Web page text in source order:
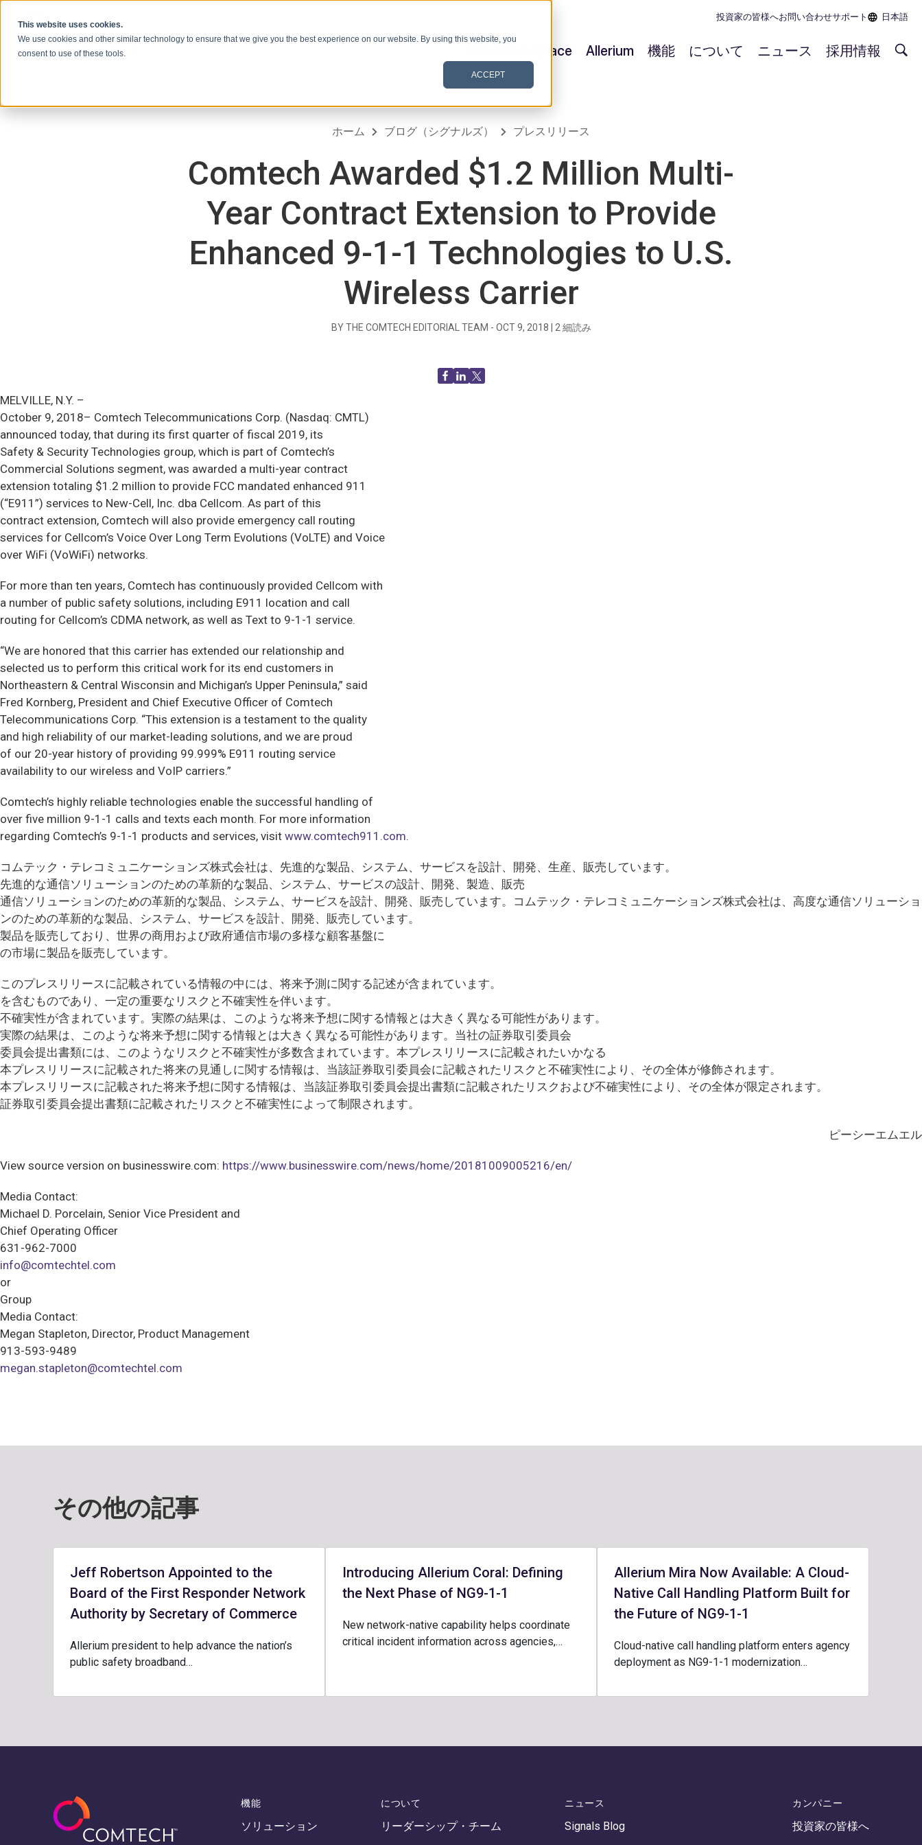
This website uses cookies.
We use cookies and other similar technology to ensure that we give you the best experience on our website. By using this website, you
consent to use of these tools.
ACCEPT
投資家の皆様へお問い合わせサポート 日本語
Satellite & Space Allerium 機能 について ニュース 採用情報
ホーム ブログ（シグナルズ） プレスリリース
Comtech Awarded $1.2 Million Multi-
Year Contract Extension to Provide
Enhanced 9-1-1 Technologies to U.S.
Wireless Carrier
BY THE COMTECH EDITORIAL TEAM - OCT 9, 2018 2 細読み
MELVILLE, N.Y. –
October 9, 2018– Comtech Telecommunications Corp. (Nasdaq: CMTL)
announced today, that during its first quarter of fiscal 2019, its
Safety & Security Technologies group, which is part of Comtech’s
Commercial Solutions segment, was awarded a multi-year contract
extension totaling $1.2 million to provide FCC mandated enhanced 911
(“E911”) services to New-Cell, Inc. dba Cellcom. As part of this
contract extension, Comtech will also provide emergency call routing
services for Cellcom’s Voice Over Long Term Evolutions (VoLTE) and Voice
over WiFi (VoWiFi) networks.
For more than ten years, Comtech has continuously provided Cellcom with
a number of public safety solutions, including E911 location and call
routing for Cellcom’s CDMA network, as well as Text to 9-1-1 service.
“We are honored that this carrier has extended our relationship and
selected us to perform this critical work for its end customers in
Northeastern & Central Wisconsin and Michigan’s Upper Peninsula,” said
Fred Kornberg, President and Chief Executive Officer of Comtech
Telecommunications Corp. “This extension is a testament to the quality
and high reliability of our market-leading solutions, and we are proud
of our 20-year history of providing 99.999% E911 routing service
availability to our wireless and VoIP carriers.”
Comtech’s highly reliable technologies enable the successful handling of
over five million 9-1-1 calls and texts each month. For more information
regarding Comtech’s 9-1-1 products and services, visit www.comtech911.com.
コムテック・テレコミュニケーションズ株式会社は、先進的な製品、システム、サービスを設計、開発、生産、販売しています。
先進的な通信ソリューションのための革新的な製品、システム、サービスの設計、開発、製造、販売
通信ソリューションのための革新的な製品、システム、サービスを設計、開発、販売しています。コムテック・テレコミュニケーションズ株式会社は、高度な通信ソリューショ
ンのための革新的な製品、システム、サービスを設計、開発、販売しています。
製品を販売しており、世界の商用および政府通信市場の多様な顧客基盤に
の市場に製品を販売しています。
このプレスリリースに記載されている情報の中には、将来予測に関する記述が含まれています。
を含むものであり、一定の重要なリスクと不確実性を伴います。
不確実性が含まれています。実際の結果は、このような将来予想に関する情報とは大きく異なる可能性があります。
実際の結果は、このような将来予想に関する情報とは大きく異なる可能性があります。当社の証券取引委員会
委員会提出書類には、このようなリスクと不確実性が多数含まれています。本プレスリリースに記載されたいかなる
本プレスリリースに記載された将来の見通しに関する情報は、当該証券取引委員会に記載されたリスクと不確実性により、その全体が修飾されます。
本プレスリリースに記載された将来予想に関する情報は、当該証券取引委員会提出書類に記載されたリスクおよび不確実性により、その全体が限定されます。
証券取引委員会提出書類に記載されたリスクと不確実性によって制限されます。
ピーシーエムエル
View source version on businesswire.com: https://www.businesswire.com/news/home/20181009005216/en/
Media Contact:
Michael D. Porcelain, Senior Vice President and
Chief Operating Officer
631-962-7000
info@comtechtel.com
or
Group
Media Contact:
Megan Stapleton, Director, Product Management
913-593-9489
megan.stapleton@comtechtel.com
その他の記事
Jeff Robertson Appointed to the
Board of the First Responder Network
Authority by Secretary of Commerce
Allerium president to help advance the nation’s
public safety broadband…
Introducing Allerium Coral: Defining
the Next Phase of NG9-1-1
New network-native capability helps coordinate
critical incident information across agencies,…
Allerium Mira Now Available: A Cloud-
Native Call Handling Platform Built for
the Future of NG9-1-1
Cloud-native call handling platform enters agency
deployment as NG9-1-1 modernization…
機能
ソリューション
について
リーダーシップ・チーム
ニュース
Signals Blog
カンパニー
投資家の皆様へ